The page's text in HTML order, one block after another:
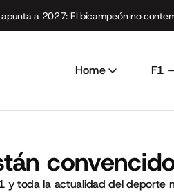
apunta a 2027: El bicampeón no
Home F1
y toda la actualidad del deporte